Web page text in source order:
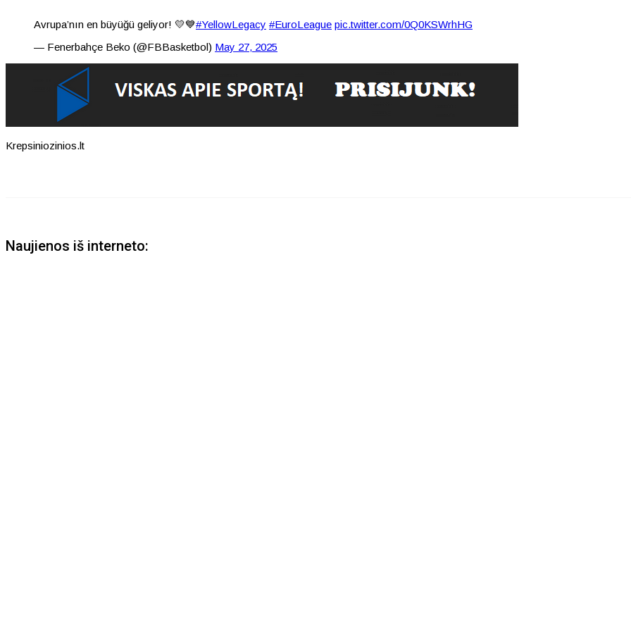
Avrupa’nın en büyüğü geliyor! 💛💙#YellowLegacy #EuroLeague pic.twitter.com/0Q0KSWrhHG
— Fenerbahçe Beko (@FBBasketbol) May 27, 2025
Krepsiniozinios.lt
Naujienos iš interneto: